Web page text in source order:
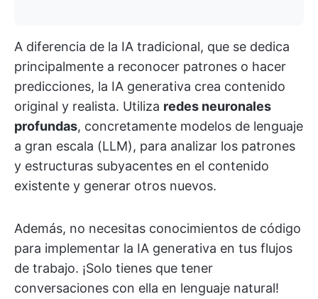
A diferencia de la IA tradicional, que se dedica
principalmente a reconocer patrones o hacer
predicciones, la IA generativa crea contenido
original y realista. Utiliza redes neuronales
profundas, concretamente modelos de lenguaje
a gran escala (LLM), para analizar los patrones
y estructuras subyacentes en el contenido
existente y generar otros nuevos.
Además, no necesitas conocimientos de código
para implementar la IA generativa en tus flujos
de trabajo. ¡Solo tienes que tener
conversaciones con ella en lenguaje natural!